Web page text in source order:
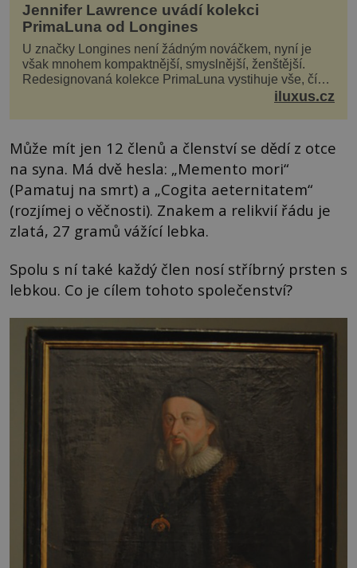
Jennifer Lawrence uvádí kolekci
PrimaLuna od Longines
U značky Longines není žádným nováčkem, nyní je
však mnohem kompaktnější, smyslnější, ženštější.
Redesignovaná kolekce PrimaLuna vystihuje vše, čím
je značka Longines dnes a čím byla i před sto dvacet...
iluxus.cz
Může mít jen 12 členů a členství se dědí z otce
na syna. Má dvě hesla: „Memento mori“
(Pamatuj na smrt) a „Cogita aeternitatem“
(rozjímej o věčnosti). Znakem a relikvií řádu je
zlatá, 27 gramů vážící lebka.
Spolu s ní také každý člen nosí stříbrný prsten s
lebkou. Co je cílem tohoto společenství?